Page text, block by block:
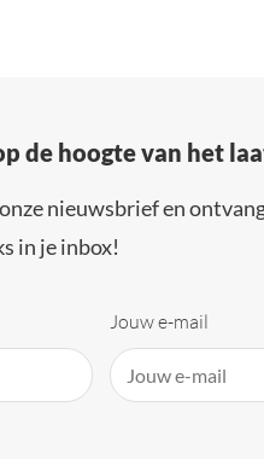
de hoogte van het
nieuwsbrief en
in je inbox!
Jouw e-mail